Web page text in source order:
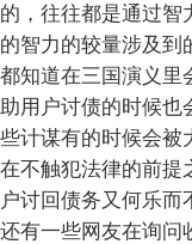
的，往往都是通过智
的智力的较量涉及到
都知道在三国演义里
助用户讨债的时候也
些计谋有的时候会被
在不触犯法律的前提
户讨回债务又何乐而
还有一些网友在询问